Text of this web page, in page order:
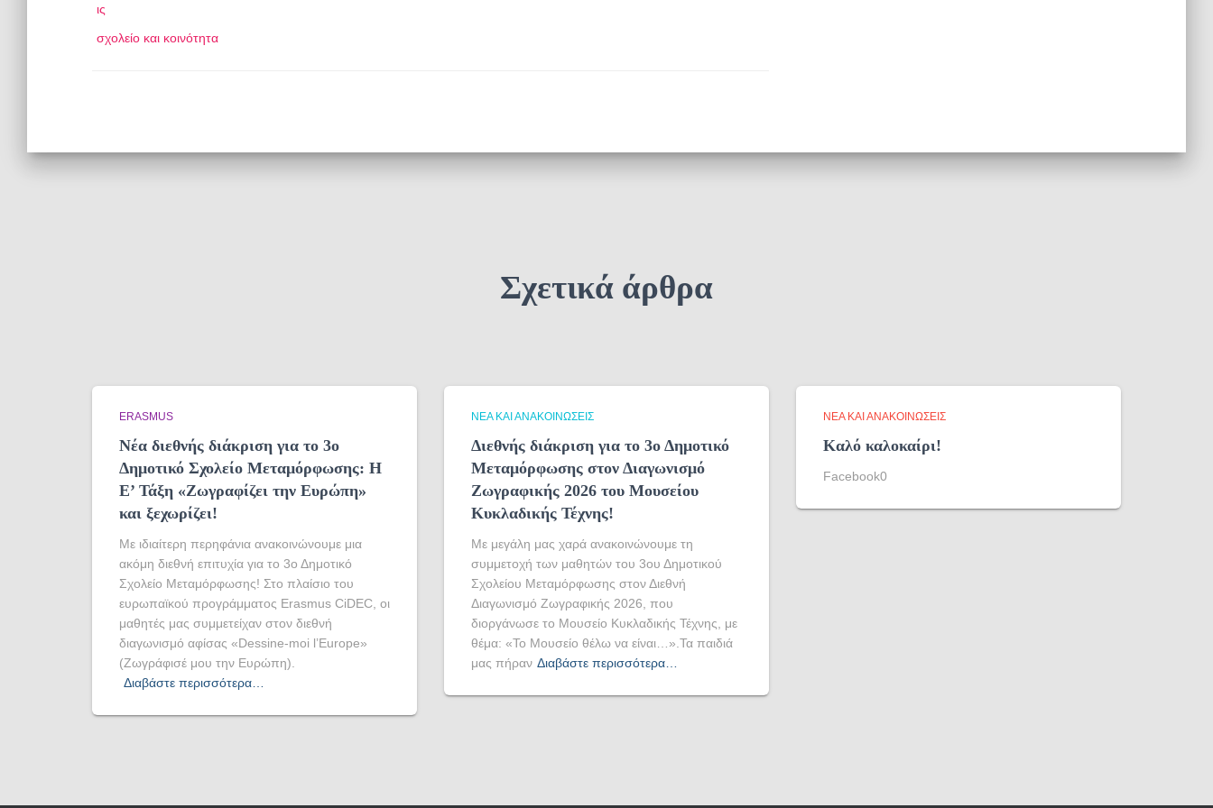
ις
σχολείο και κοινότητα
Σχετικά άρθρα
ERASMUS
Νέα διεθνής διάκριση για το 3ο
Δημοτικό Σχολείο Μεταμόρφωσης: Η
Ε’ Τάξη «Ζωγραφίζει την Ευρώπη»
και ξεχωρίζει!
Με ιδιαίτερη περηφάνια ανακοινώνουμε μια
ακόμη διεθνή επιτυχία για το 3ο Δημοτικό
Σχολείο Μεταμόρφωσης! Στο πλαίσιο του
ευρωπαϊκού προγράμματος Erasmus CiDEC, οι
μαθητές μας συμμετείχαν στον διεθνή
διαγωνισμό αφίσας «Dessine-moi l’Europe»
(Ζωγράφισέ μου την Ευρώπη).
Διαβάστε περισσότερα…
ΝΈΑ ΚΑΙ ΑΝΑΚΟΙΝΏΣΕΙΣ
Διεθνής διάκριση για το 3ο Δημοτικό
Μεταμόρφωσης στον Διαγωνισμό
Ζωγραφικής 2026 του Μουσείου
Κυκλαδικής Τέχνης!
Με μεγάλη μας χαρά ανακοινώνουμε τη
συμμετοχή των μαθητών του 3ου Δημοτικού
Σχολείου Μεταμόρφωσης στον Διεθνή
Διαγωνισμό Ζωγραφικής 2026, που
διοργάνωσε το Μουσείο Κυκλαδικής Τέχνης, με
θέμα: «Το Μουσείο θέλω να είναι…».Τα παιδιά
μας πήραν Διαβάστε περισσότερα…
ΝΈΑ ΚΑΙ ΑΝΑΚΟΙΝΏΣΕΙΣ
Καλό καλοκαίρι!
Facebook0